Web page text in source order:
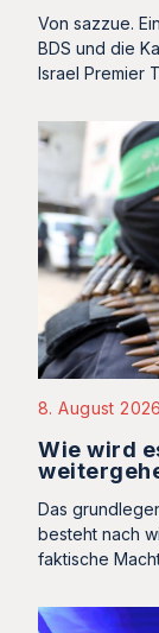
Von sazzue.
BDS und die
Israel Premier
8. August 2026
Wie wird
Das
besteht nach
faktische